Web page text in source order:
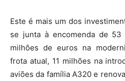
Este é mais um dos
se junta à encomenda de
milhões de euros na
frota atual, 11 milhões na
aviões da família A320 e